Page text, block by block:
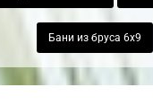
Бани из бруса 6х9